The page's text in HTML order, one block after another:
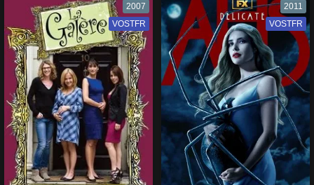
2007
VF
VOSTFR
2011
VF
VOSTFR